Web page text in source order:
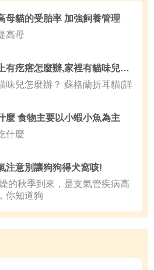
母貓的受胎率 加強飼養管理
高母
貓咪身上有疙瘩怎麼辦,家裡有貓味兒怎麼辦
味兒怎麼辦？ 蘇格蘭折耳貓(詳
麼 食物主要以小蝦小魚為主
什麼
注意別讓狗狗得犬窩咳!
秋季到來，是支氣管疾病高
你知道狗